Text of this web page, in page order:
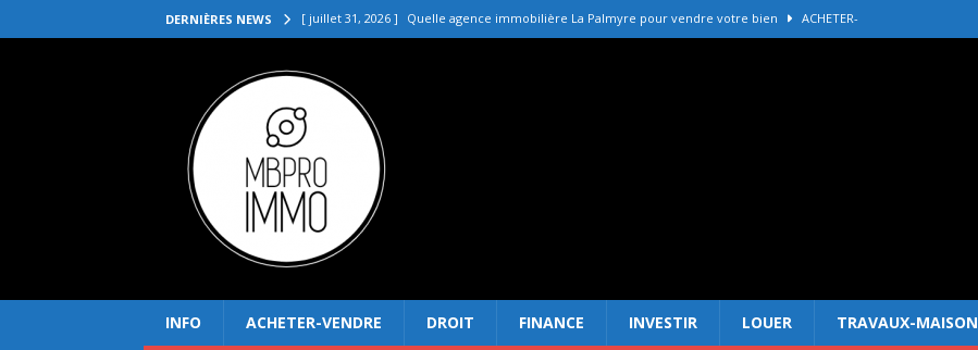
DERNIÈRES NEWS [ juillet 31, 2026 ] Quelle agence immobilière La Palmyre pour vendre votre bien ACHETER-
[ juillet 27, 2026 ]
[ juillet 23, 2026 ]
[ juillet 19, 2026 ]
[ août 4, 2026 ]
INFO ACHETER-VENDRE DROIT FINANCE INVESTIR LOUER TRAVAUX-MAISON